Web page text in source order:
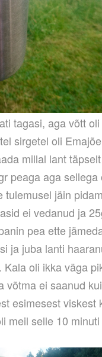
tagasi, aga võtt
sirgetel oli
millal lant
peaga aga sellega
jäin
ei vedanud ja
pea ette
ja juba lanti
oli ikka väga
ei saanud
esimesest viskest
meil selle 10